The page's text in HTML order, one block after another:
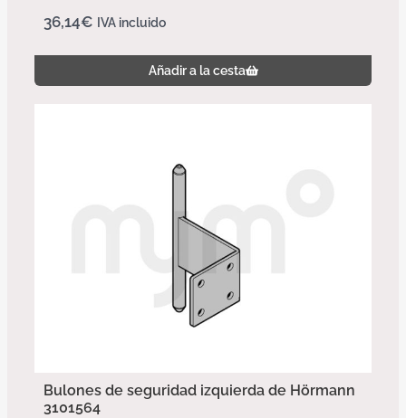
36,14€ IVA incluido
Añadir a la cesta
Bulones de seguridad izquierda de Hörmann
3101564